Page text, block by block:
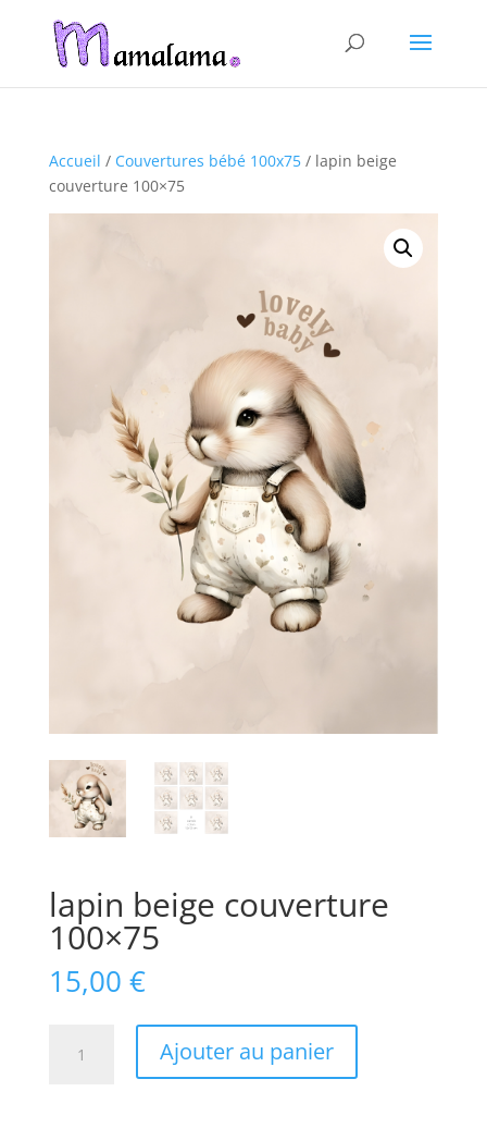
Accueil / Couvertures bébé 100x75/ lapin beige
couverture 100×75
lapin beige couverture
100×75
15,00 €
Ajouter au panier